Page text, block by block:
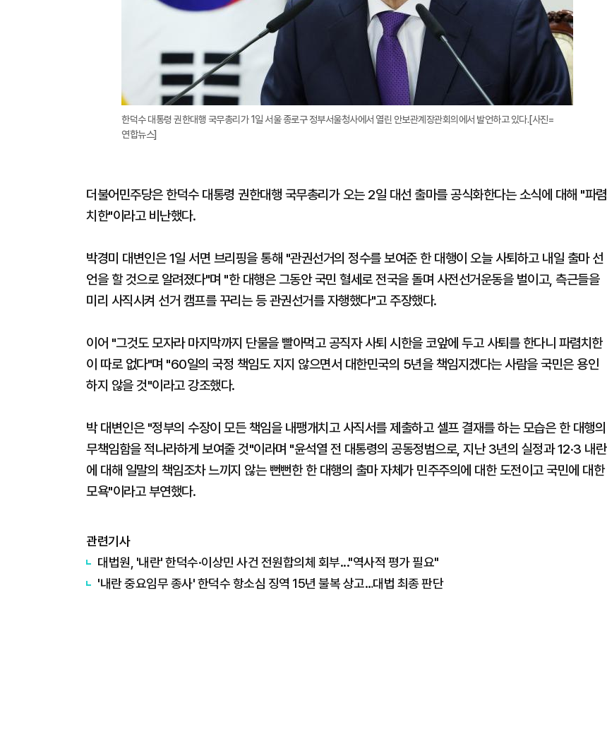
한덕수 대통령 권한대행 국무총리가 1일 서울 종로구 정부서울청사에서 열린 안보관계장관회의에서 발언하고 있다.[사진=
연합뉴스]
더불어민주당은 한덕수 대통령 권한대행 국무총리가 오는 2일 대선 출마를 공식화한다는 소식에 대해 "파렴
치한"이라고 비난했다.
박경미 대변인은 1일 서면 브리핑을 통해 "관권선거의 정수를 보여준 한 대행이 오늘 사퇴하고 내일 출마 선
언을 할 것으로 알려졌다"며 "한 대행은 그동안 국민 혈세로 전국을 돌며 사전선거운동을 벌이고, 측근들을
미리 사직시켜 선거 캠프를 꾸리는 등 관권선거를 자행했다"고 주장했다.
이어 "그것도 모자라 마지막까지 단물을 빨아먹고 공직자 사퇴 시한을 코앞에 두고 사퇴를 한다니 파렴치한
이 따로 없다"며 "60일의 국정 책임도 지지 않으면서 대한민국의 5년을 책임지겠다는 사람을 국민은 용인
하지 않을 것"이라고 강조했다.
박 대변인은 "정부의 수장이 모든 책임을 내팽개치고 사직서를 제출하고 셀프 결재를 하는 모습은 한 대행의
무책임함을 적나라하게 보여줄 것"이라며 "윤석열 전 대통령의 공동정범으로, 지난 3년의 실정과 12·3 내란
에 대해 일말의 책임조차 느끼지 않는 뻔뻔한 한 대행의 출마 자체가 민주주의에 대한 도전이고 국민에 대한
모욕"이라고 부연했다.
관련기사
대법원, '내란' 한덕수·이상민 사건 전원합의체 회부..."역사적 평가 필요"
'내란 중요임무 종사' 한덕수 항소심 징역 15년 불복 상고…대법 최종 판단